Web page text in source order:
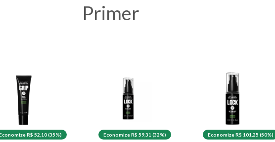
Primer
R$ 52,10 (35%) Economize R$ 59,31 (32%) Economize R$ 101,25 (50%)